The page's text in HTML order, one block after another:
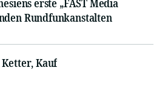
erste „FAST Media
Rundfunkanstalten
Ketter, Kauf